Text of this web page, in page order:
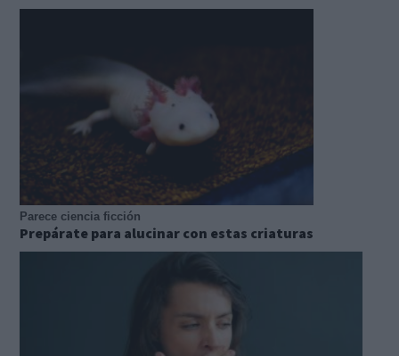
Parece ciencia ficción
Prepárate para alucinar con estas criaturas